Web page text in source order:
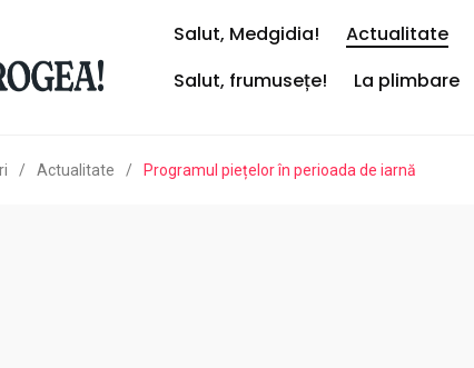
Salut, Medgidia! Actualitate
Salut, frumusețe!
La plimbare
/ Actualitate / Programul piețelor în perioada de iarnă